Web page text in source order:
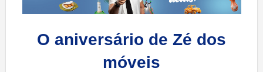
O aniversário de Zé dos
móveis